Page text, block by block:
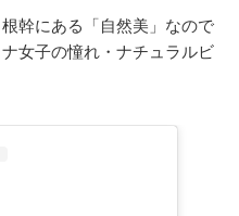
幹にある「自然美」なので
女子の憧れ・ナチュラルビ